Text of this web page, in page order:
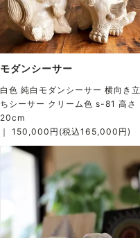
モダンシーサー
白色 純白モダンシーサー 横向き立
ちシーサー クリーム色 s-81 高さ
20cm
｜ 150,000円(税込165,000円)